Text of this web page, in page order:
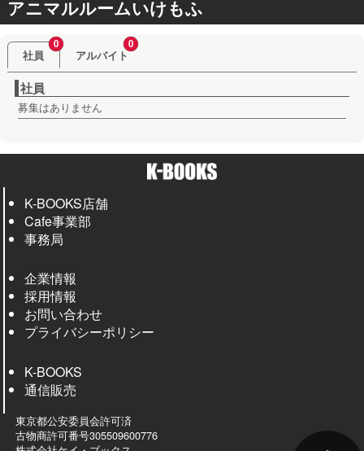
アニマルルームいけもふ
社員 アルバイト
社員
募集はありません
K-BOOKS店舗
Cafe事業部
事務局
企業情報
採用情報
お問い合わせ
プライバシーポリシー
K-BOOKS
通信販売
東京都公安委員会許可済
古物商許可番号305509600776